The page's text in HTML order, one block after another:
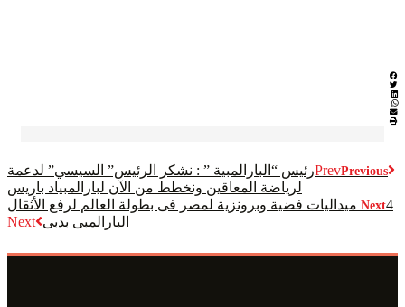
PrevPrevious
رئيس “البارالمبية ” : نشكر الرئيس” السيسي” لدعمة
لرياضة المعاقين ونخطط من الآن لبارالمبياد باريس
Next 4 ميداليات فضية وبرونزية لمصر فى بطولة العالم لرفع الأثقال
البارالمبى بدبى Next